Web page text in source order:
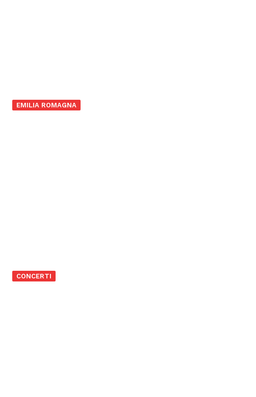
EMILIA ROMAGNA
CONCERTI